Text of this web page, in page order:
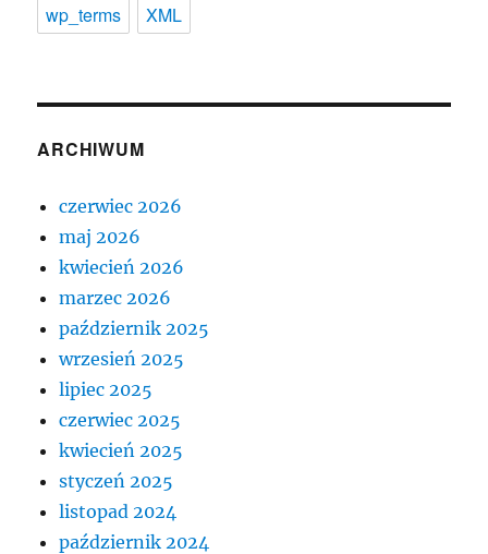
wp_terms
XML
ARCHIWUM
czerwiec 2026
maj 2026
kwiecień 2026
marzec 2026
październik 2025
wrzesień 2025
lipiec 2025
czerwiec 2025
kwiecień 2025
styczeń 2025
listopad 2024
październik 2024